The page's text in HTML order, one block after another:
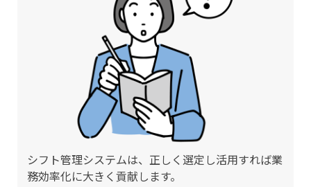
シフト管理システムは、正しく選定し活用すれば業
務効率化に大きく貢献します。